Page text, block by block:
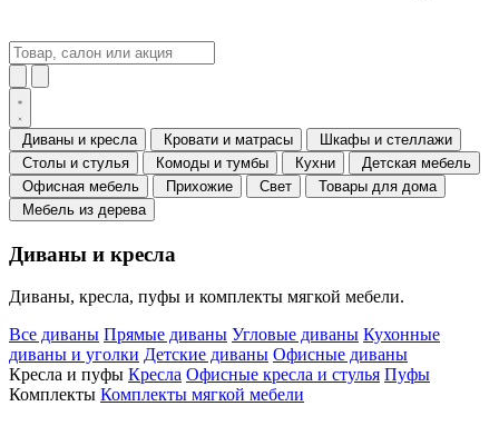
Диваны и кресла Кровати и матрасы
Шкафы и стеллажи
Столы и стулья
Комоды и тумбы Кухни
Детская мебель
Офисная мебель
Прихожие Свет
Товары для дома
Мебель из дерева
Диваны и кресла
Диваны, кресла, пуфы и комплекты мягкой мебели.
Все диваны Прямые диваны Угловые диваны Кухонные
диваны и уголки Детские диваны Офисные диваны
Кресла и пуфы Кресла Офисные кресла и стулья Пуфы
Комплекты Комплекты мягкой мебели